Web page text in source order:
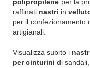
raffinati nastri in
per il confezionamento
artigianali.
Visualizza subito i
per cinturini di